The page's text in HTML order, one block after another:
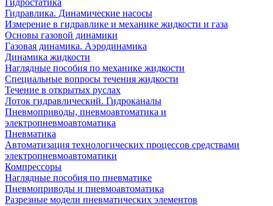
Гидростатика
Гидравлика. Динамические насосы
Измерение в гидравлике и механике жидкости и газа
Основы газовой динамики
Газовая динамика. Аэродинамика
Динамика жидкости
Наглядные пособия по механике жидкости
Специальные вопросы течения жидкости
Течение в открытых руслах
Лоток гидравлический. Гидроканалы
Пневмоприводы, пневмоавтоматика и
электропневмоавтоматика
Пневматика
Автоматизация технологических процессов средствами
электропневмоавтоматики
Компрессоры
Наглядные пособия по пневматике
Пневмоприводы и пневмоавтоматика
Разрезные модели пневматических элементов